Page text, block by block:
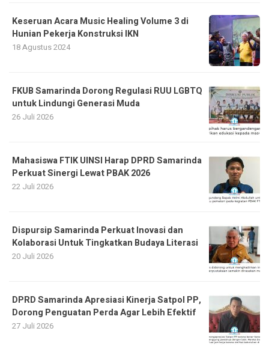
Keseruan Acara Music Healing Volume 3 di
Hunian Pekerja Konstruksi IKN
18 Agustus 2024
FKUB Samarinda Dorong Regulasi RUU LGBTQ
untuk Lindungi Generasi Muda
26 Juli 2026
Mahasiswa FTIK UINSI Harap DPRD Samarinda
Perkuat Sinergi Lewat PBAK 2026
22 Juli 2026
Dispursip Samarinda Perkuat Inovasi dan
Kolaborasi Untuk Tingkatkan Budaya Literasi
20 Juli 2026
DPRD Samarinda Apresiasi Kinerja Satpol PP,
Dorong Penguatan Perda Agar Lebih Efektif
27 Juli 2026